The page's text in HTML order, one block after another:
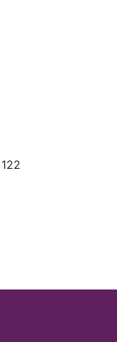
122